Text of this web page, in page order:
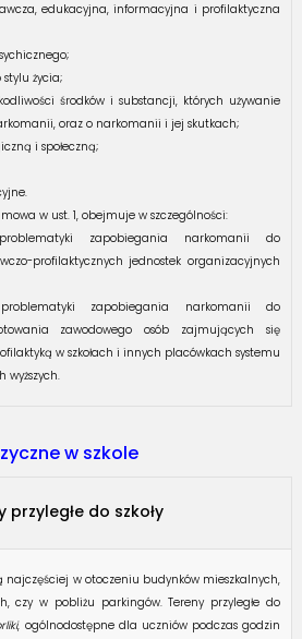
edukacyjna, informacyjna i profilaktyczna
życia;
środków i substancji, których używanie
oraz o narkomanii i jej skutkach;
i społeczną;
w ust. 1, obejmuje w szczególności:
zapobiegania narkomanii do
profilaktycznych jednostek organizacyjnych
zapobiegania narkomanii do
zawodowego osób zajmujących się
w szkołach i innych placówkach systemu
wyższych.
w szkole
przyległe do szkoły
najczęściej w otoczeniu budynków mieszkalnych,
czy w pobliżu parkingów. Tereny przyległe do
, ogólnodostępne dla uczniów podczas godzin